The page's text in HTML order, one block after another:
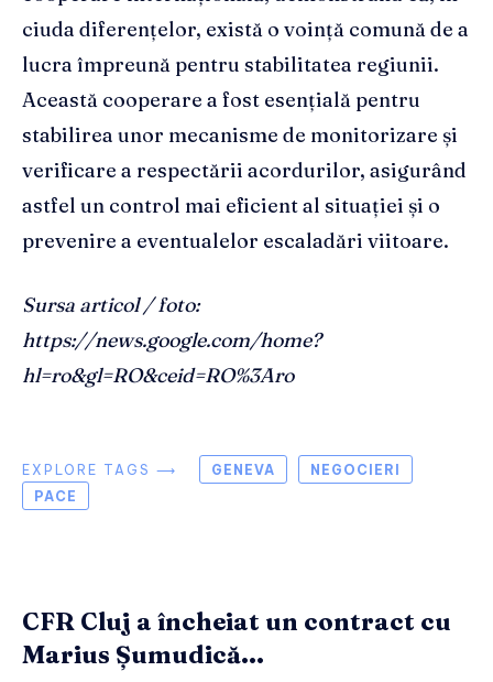
ciuda diferențelor, există o voință comună de a
lucra împreună pentru stabilitatea regiunii.
Această cooperare a fost esențială pentru
stabilirea unor mecanisme de monitorizare și
verificare a respectării acordurilor, asigurând
astfel un control mai eficient al situației și o
prevenire a eventualelor escaladări viitoare.
Sursa articol / foto:
https://news.google.com/home?
hl=ro&gl=RO&ceid=RO%3Aro
EXPLORE TAGS ⟶ GENEVA
NEGOCIERI
PACE
CFR Cluj a încheiat un contract cu
Marius Șumudică...